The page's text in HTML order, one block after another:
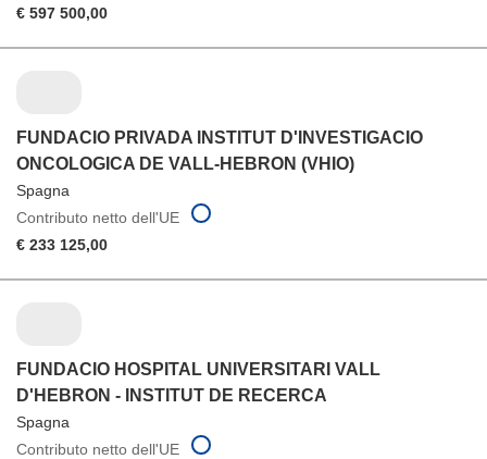
€ 597 500,00
FUNDACIO PRIVADA INSTITUT D'INVESTIGACIO
ONCOLOGICA DE VALL-HEBRON (VHIO)
Spagna
Contributo netto dell'UE
€ 233 125,00
FUNDACIO HOSPITAL UNIVERSITARI VALL
D'HEBRON - INSTITUT DE RECERCA
Spagna
Contributo netto dell'UE